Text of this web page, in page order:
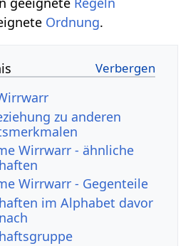
Ordnung.
zu anderen
Wirrwarr - ähnliche
Wirrwarr - Gegenteile
im Alphabet davor